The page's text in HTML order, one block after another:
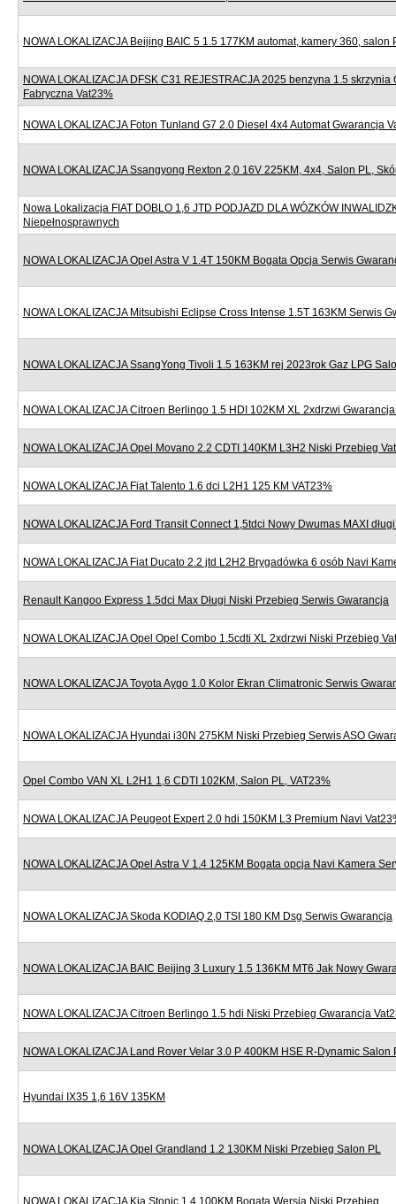
NOWA LOKALIZACJA Beijing BAIC 5 1.5 177KM automat, kamery 360, salon
NOWA LOKALIZACJA DFSK C31 REJESTRACJA 2025 benzyna 1.5 skrzynia
Fabryczna Vat23%
NOWA LOKALIZACJA Foton Tunland G7 2.0 Diesel 4x4 Automat Gwarancja
NOWA LOKALIZACJA Ssangyong Rexton 2,0 16V 225KM, 4x4, Salon PL,
Nowa Lokalizacja FIAT DOBLO 1,6 JTD PODJAZD DLA WÓZKÓW
Niepełnosprawnych
NOWA LOKALIZACJA Opel Astra V 1.4T 150KM Bogata Opcja Serwis
NOWA LOKALIZACJA Mitsubishi Eclipse Cross Intense 1.5T 163KM Serwis
NOWA LOKALIZACJA SsangYong Tivoli 1.5 163KM rej 2023rok Gaz LPG
NOWA LOKALIZACJA Citroen Berlingo 1.5 HDI 102KM XL 2xdrzwi
NOWA LOKALIZACJA Opel Movano 2.2 CDTI 140KM L3H2 Niski Przebieg
NOWA LOKALIZACJA Fiat Talento 1.6 dci L2H1 125 KM VAT23%
NOWA LOKALIZACJA Ford Transit Connect 1,5tdci Nowy Dwumas MAXI
NOWA LOKALIZACJA Fiat Ducato 2.2 jtd L2H2 Brygadówka 6 osób Navi
Renault Kangoo Express 1.5dci Max Długi Niski Przebieg Serwis Gwarancja
NOWA LOKALIZACJA Opel Opel Combo 1.5cdti XL 2xdrzwi Niski Przebieg
NOWA LOKALIZACJA Toyota Aygo 1.0 Kolor Ekran Climatronic Serwis
NOWA LOKALIZACJA Hyundai i30N 275KM Niski Przebieg Serwis ASO
Opel Combo VAN XL L2H1 1,6 CDTI 102KM, Salon PL, VAT23%
NOWA LOKALIZACJA Peugeot Expert 2.0 hdi 150KM L3 Premium Navi
NOWA LOKALIZACJA Opel Astra V 1.4 125KM Bogata opcja Navi Kamera
NOWA LOKALIZACJA Skoda KODIAQ 2,0 TSI 180 KM Dsg Serwis Gwarancja
NOWA LOKALIZACJA BAIC Beijing 3 Luxury 1.5 136KM MT6 Jak Nowy
NOWA LOKALIZACJA Citroen Berlingo 1.5 hdi Niski Przebieg Gwarancja
NOWA LOKALIZACJA Land Rover Velar 3.0 P 400KM HSE R-Dynamic Salon
Hyundai IX35 1,6 16V 135KM
NOWA LOKALIZACJA Opel Grandland 1.2 130KM Niski Przebieg Salon PL
NOWA LOKALIZACJA Kia Stonic 1.4 100KM Bogata Wersja Niski Przebieg